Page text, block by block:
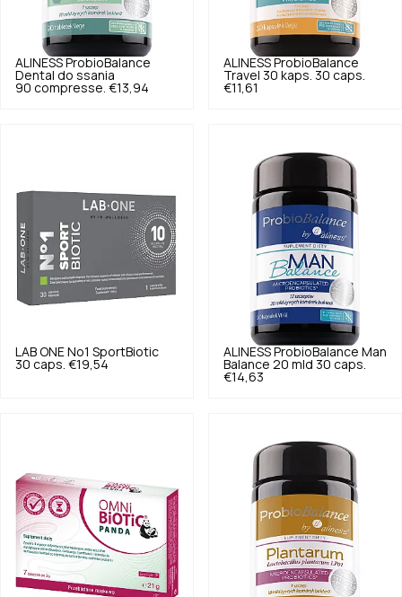
ALINESS ProbioBalance
Dental do ssania
90 compresse. €13,94
ALINESS ProbioBalance
Travel 30 kaps. 30 caps.
€11,61
LAB ONE No1 SportBiotic
30 caps. €19,54
ALINESS ProbioBalance Man
Balance 20 mld 30 caps.
€14,63